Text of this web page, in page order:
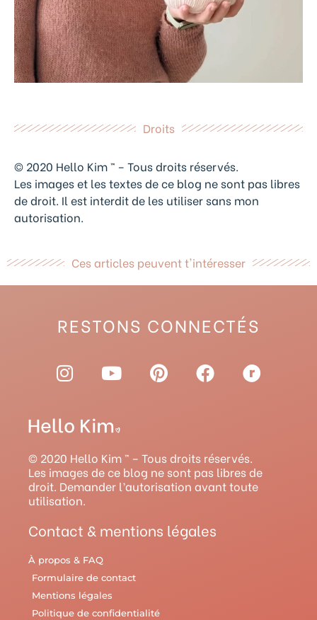
Droits
© 2020 Hello Kim ™ – Tous droits réservés.
Les images et les textes de ce blog ne sont pas libres
de droit. Il est interdit de les utiliser sans mon
autorisation.
Ces articles peuvent t'intéresser
RESTONS CONNECTÉS
I
n
t
a
g
r
a
m
Y
o
t
u
b
e
P
i
r
e
s
F
a
o
o
k
R
a
y
© 2020 Hello Kim ™ – Tous droits réservés.
Les images de ce blog ne sont pas libres de
droit. Demander l’autorisation avant toute
utilisation.
Contact & mentions légales
À propos & FAQ
Formulaire de contact
Mentions légales
Politique de confidentialité